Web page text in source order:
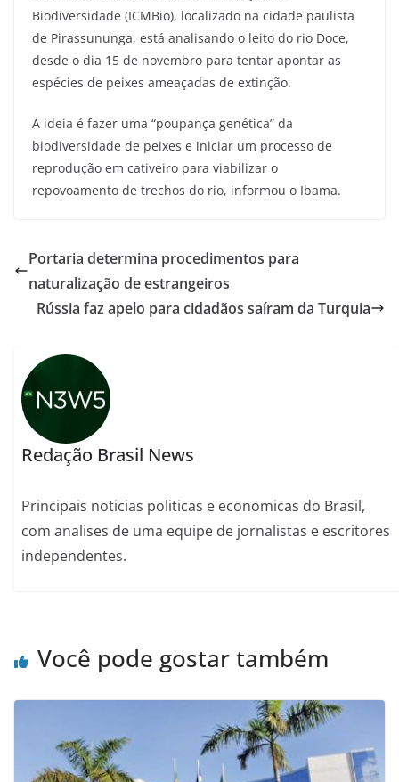
Biodiversidade (ICMBio), localizado na cidade paulista
de Pirassununga, está analisando o leito do rio Doce,
desde o dia 15 de novembro para tentar apontar as
espécies de peixes ameaçadas de extinção.
A ideia é fazer uma “poupança genética” da
biodiversidade de peixes e iniciar um processo de
reprodução em cativeiro para viabilizar o
repovoamento de trechos do rio, informou o Ibama.
Portaria determina procedimentos para
naturalização de estrangeiros
Rússia faz apelo para cidadãos saíram da Turquia
Redação Brasil News
Principais noticias politicas e economicas do Brasil,
com analises de uma equipe de jornalistas e escritores
independentes.
Você pode gostar também